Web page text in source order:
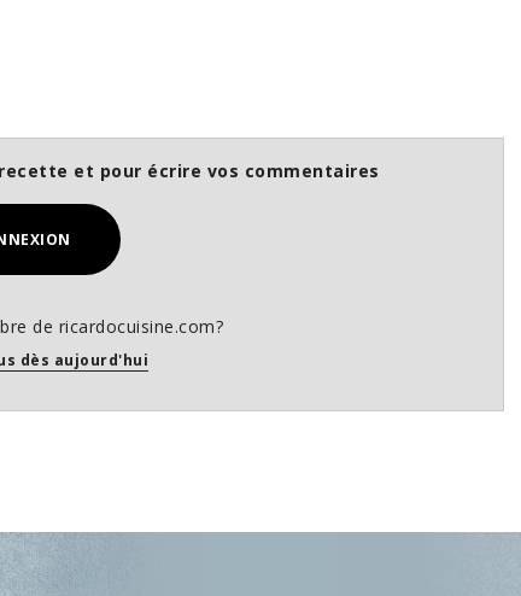
et pour écrire vos commentaires
de ricardocuisine.com?
dès aujourd'hui